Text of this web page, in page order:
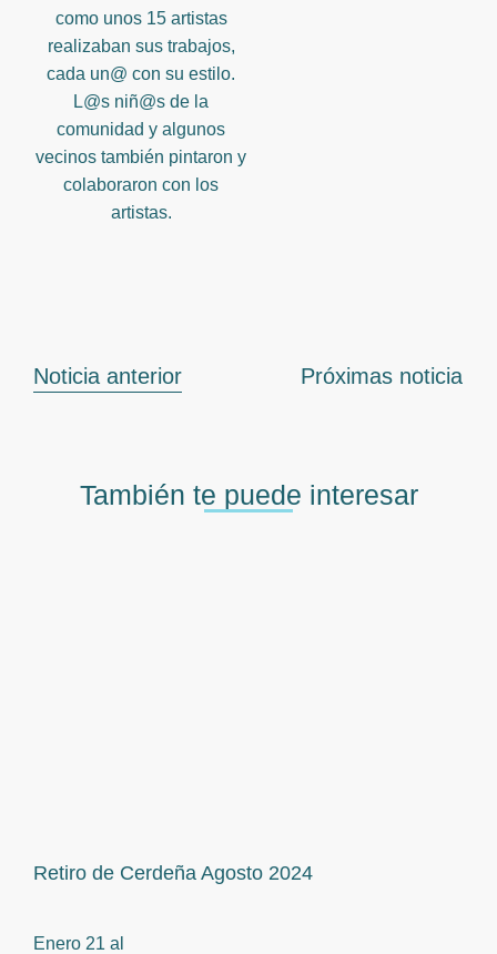
como unos 15 artistas
realizaban sus trabajos,
cada un@ con su estilo.
L@s niñ@s de la
comunidad y algunos
vecinos también pintaron y
colaboraron con los
artistas.
Noticia anterior Próximas noticia
También te puede interesar
Retiro de Cerdeña Agosto 2024
Enero 21 al